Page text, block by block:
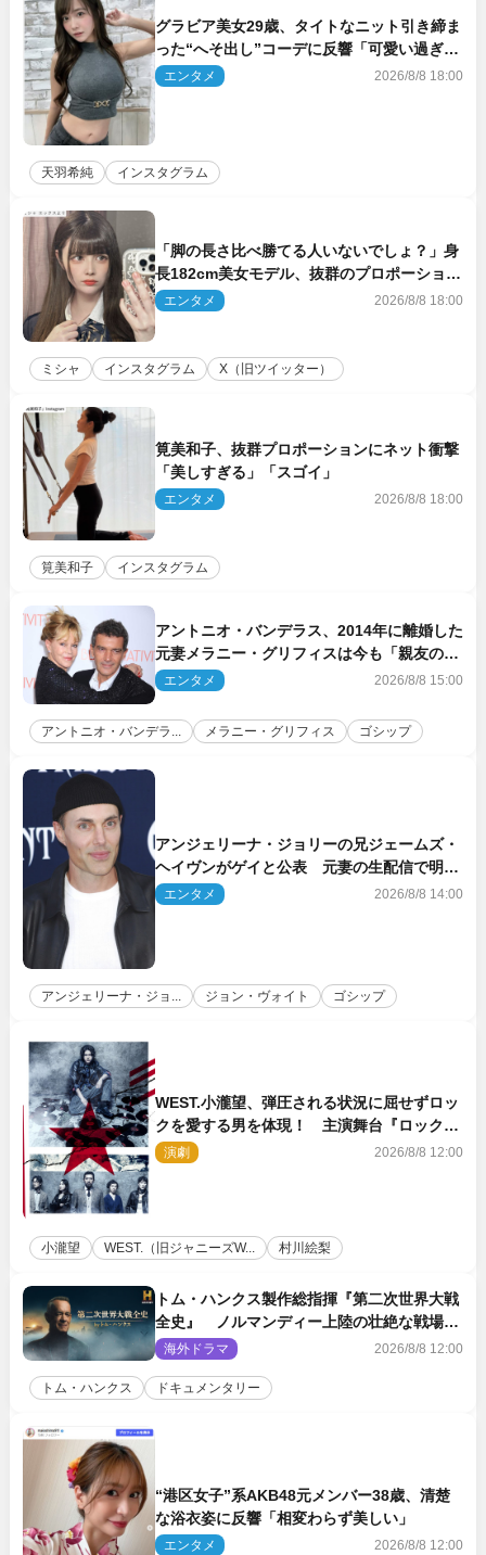
グラビア美女29歳、タイトなニット引き締ま
った“へそ出し”コーデに反響「可愛い過ぎ
る」
エンタメ 2026/8/8 18:00
天羽希純 インスタグラム
「脚の長さ比べ勝てる人いないでしょ？」身
長182cm美女モデル、抜群のプロポーション
にネット衝撃
エンタメ 2026/8/8 18:00
ミシャ インスタグラム X（旧ツイッター）
筧美和子、抜群プロポーションにネット衝撃
「美しすぎる」「スゴイ」
エンタメ 2026/8/8 18:00
筧美和子 インスタグラム
アントニオ・バンデラス、2014年に離婚した
元妻メラニー・グリフィスは今も「親友の一
人」
エンタメ 2026/8/8 15:00
アントニオ・バンデラ... メラニー・グリフィス ゴシップ
アンジェリーナ・ジョリーの兄ジェームズ・
ヘイヴンがゲイと公表 元妻の生配信で明ら
かに
エンタメ 2026/8/8 14:00
アンジェリーナ・ジョ... ジョン・ヴォイト ゴシップ
WEST.小瀧望、弾圧される状況に屈せずロッ
クを愛する男を体現！ 主演舞台『ロックン
ロール』ビジュアル解禁
演劇 2026/8/8 12:00
小瀧望 WEST.（旧ジャニーズW... 村川絵梨
トム・ハンクス製作総指揮『第二次世界大戦
全史』 ノルマンディー上陸の壮絶な戦場を
収めた特別映像解禁
海外ドラマ 2026/8/8 12:00
トム・ハンクス ドキュメンタリー
“港区女子”系AKB48元メンバー38歳、清楚
な浴衣姿に反響「相変わらず美しい」
エンタメ 2026/8/8 12:00